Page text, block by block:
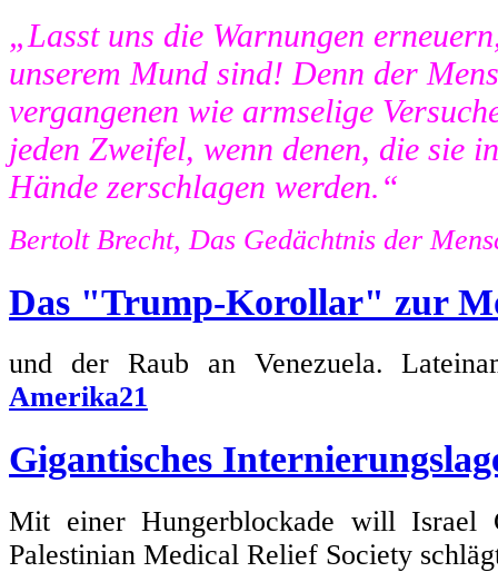
„Lasst uns die Warnungen
unserem Mund sind! Denn der
vergangenen wie armselige
jeden Zweifel, wenn denen, die sie
Hände zerschlagen werden.“
Bertolt Brecht, Das Gedächtnis der
Das "Trump-Korollar" zur
und der Raub an Venezuela.
Amerika21
Gigantisches
Mit einer Hungerblockade will Israel
Palestinian Medical Relief Society